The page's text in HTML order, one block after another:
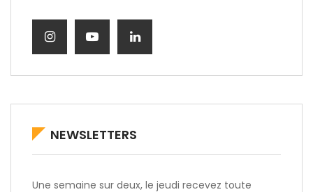
NEWSLETTERS
Une semaine sur deux, le jeudi recevez toute